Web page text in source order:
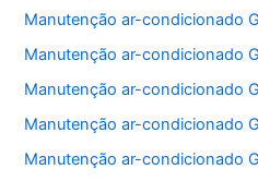
Manutenção ar-condicionado
Manutenção ar-condicionado
Manutenção ar-condicionado
Manutenção ar-condicionado
Manutenção ar-condicionado